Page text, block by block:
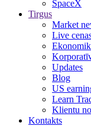
SpaceX
Tirgus
Market
Live
Updates
Blog
US
Learn
Klientu
Kontakts